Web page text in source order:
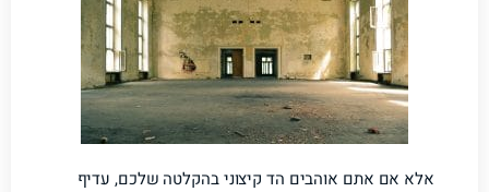
אלא אם אתם אוהבים הד קיצוני בהקלטה שלכם, עדיף